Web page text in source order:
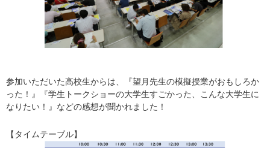
参加いただいた高校生からは、『望月先生の模擬授業がおもしろか
った！』『学生トークショーの大学生すごかった、こんな大学生に
なりたい！』などの感想が聞かれました！
【タイムテーブル】